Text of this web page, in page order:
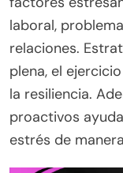
laboral,
relaciones.
plena, el
la resiliencia.
proactivos
estrés de